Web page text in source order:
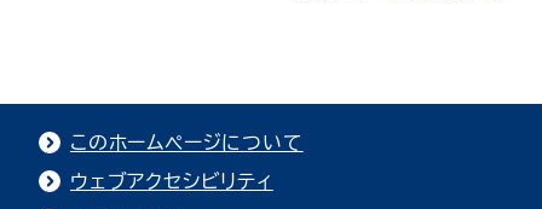
このホームページについて
ウェブアクセシビリティ